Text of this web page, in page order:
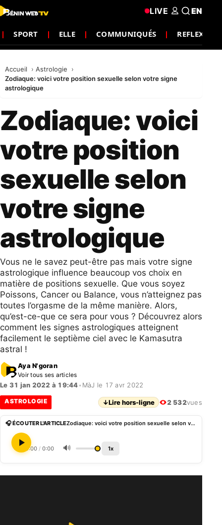
SPORT ELLE COMMUNIQUÉS
LIVE EN
Accueil
Astrologie
Zodiaque: voici votre position sexuelle selon votre signe
astrologique
Zodiaque: voici
votre position
sexuelle selon
votre signe
astrologique
Vous ne le savez peut-être pas mais votre signe
astrologique influence beaucoup vos choix en
matière de positions sexuelle. Que vous soyez
Poissons, Cancer ou Balance, vous n’atteignez pas
toutes l’orgasme de la même manière. Alors,
qu’est-ce-que ce sera pour vous ? Découvrez alors
comment les signes astrologiques atteignent
facilement le septième ciel avec le Kamasutra
astral !
Aya N'goran
Voir tous ses articles
Le 31 jan 2022 à 19:44• MàJ le 17 avr 2022
ASTROLOGIE ↓Lire hors-ligne 2 532vues
🎧 ÉCOUTER L'ARTICLE Zodiaque: voici votre position sexuelle selon votre signe astrologique
0:00 / 0:00 🔊 1x